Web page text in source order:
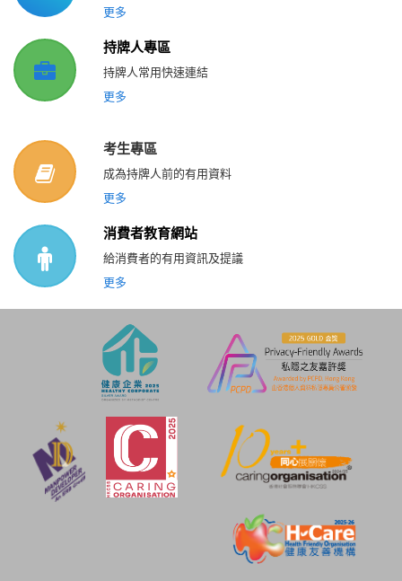
更多
持牌人專區
持牌人常用快速連結
更多
考生專區
成為持牌人前的有用資料
更多
消費者教育網站
給消費者的有用資訊及提議
更多